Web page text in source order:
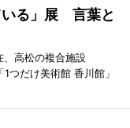
いる」展 言葉と
、高松の複合施設
つだけ美術館 香川館」